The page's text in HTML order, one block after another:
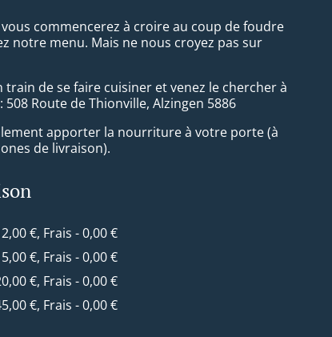
commencerez à croire au coup de foudre
notre menu. Mais ne nous croyez pas sur
train de se faire cuisiner et venez le chercher à
Route de Thionville, Alzingen 5886
apporter la nourriture à votre porte (à
de livraison).
€, Frais - 0,00 €
€, Frais - 0,00 €
€, Frais - 0,00 €
€, Frais - 0,00 €